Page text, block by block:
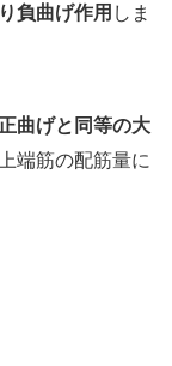
負曲げ作用 しま
曲げと同等の大
端筋の配筋量に